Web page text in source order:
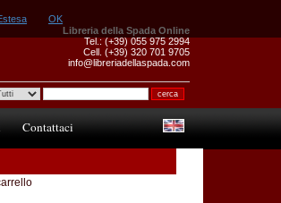
Libreria della Spada Online
Tel.: (+39) 055 975 2994
Cell. (+39) 320 701 9705
info@libreriadellaspada.com
Contattaci
OK